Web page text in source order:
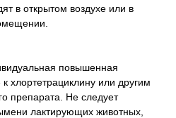
в открытом воздухе или в
повышенная
к хлортетрациклину или другим
препарата. Не следует
лактирующих животных,